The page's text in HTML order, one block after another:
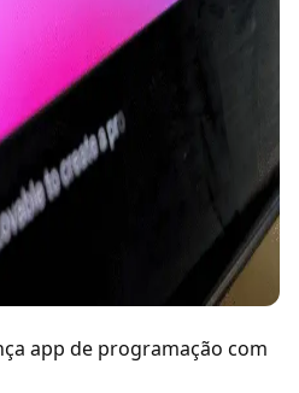
app de programação com